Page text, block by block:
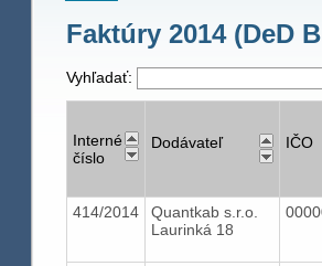
Faktúry 2014 (DeD
Vyhľadať:
Interné
číslo
Dodávateľ IČO
414/2014
Quantkab s.r.o.
Laurinká 18